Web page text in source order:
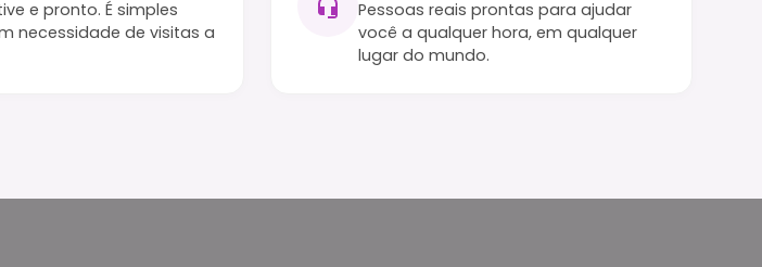
e pronto. É simples
necessidade de visitas a
Pessoas reais prontas para ajudar
você a qualquer hora, em qualquer
lugar do mundo.